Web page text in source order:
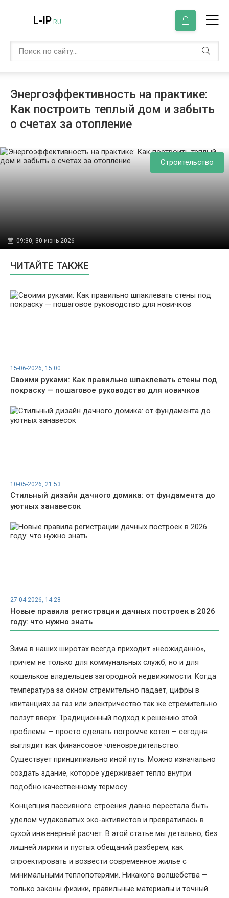
L-IP.RU
Энергоэффективность на практике:
Как построить теплый дом и забыть
о счетах за отопление
Строительство
09:30, 30 июнь 2026
ЧИТАЙТЕ ТАКЖЕ
15-06-2026, 15:00
Своими руками: Как правильно шпаклевать стены под
покраску — пошаговое руководство для новичков
10-05-2026, 21:53
Стильный дизайн дачного домика: от фундамента до
уютных занавесок
27-04-2026, 14:28
Новые правила регистрации дачных построек в 2026
году: что нужно знать
Зима в наших широтах всегда приходит «неожиданно»,
причем не только для коммунальных служб, но и для
кошельков владельцев загородной недвижимости. Когда
температура за окном стремительно падает, цифры в
квитанциях за газ или электричество так же стремительно
ползут вверх. Традиционный подход к решению этой
проблемы — просто сделать погромче котел — сегодня
выглядит как финансовое членовредительство.
Существует принципиально иной путь. Можно изначально
создать здание, которое удерживает тепло внутри
подобно качественному термосу.
Концепция пассивного строения давно перестала быть
уделом чудаковатых эко-активистов и превратилась в
сухой инженерный расчет. В этой статье мы детально, без
лишней лирики и пустых обещаний разберем, как
спроектировать и возвести современное жилье с
минимальными теплопотерями. Никакого волшебства —
только законы физики, правильные материалы и точный